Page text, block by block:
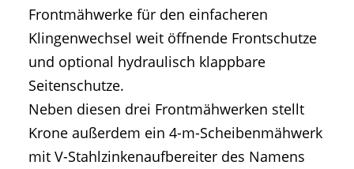
Frontmähwerke für den einfacheren
Klingenwechsel weit öffnende Frontschutze
und optional hydraulisch klappbare
Seitenschutze.
Neben diesen drei Frontmähwerken stellt
Krone außerdem ein 4-m-Scheibenmähwerk
mit V-Stahlzinkenaufbereiter des Namens